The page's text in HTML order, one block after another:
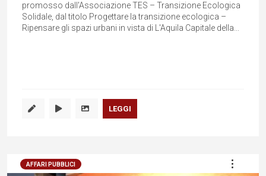
promosso dall'Associazione TES – Transizione Ecologica
Solidale, dal titolo Progettare la transizione ecologica –
Ripensare gli spazi urbani in vista di L'Aquila Capitale della...
LEGGI
AFFARI PUBBLICI